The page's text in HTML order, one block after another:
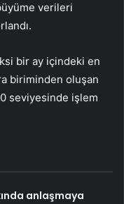
verileri
bir ay içindeki en
biriminden oluşan
seviyesinde işlem
anlaşmaya